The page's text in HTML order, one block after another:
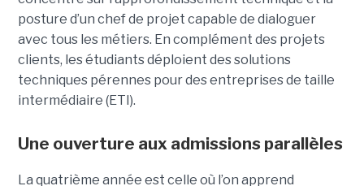
posture d’un chef de projet capable de dialoguer
avec tous les métiers. En complément des projets
clients, les étudiants déploient des solutions
techniques pérennes pour des entreprises de taille
intermédiaire (ETI).
Une ouverture aux admissions parallèles
La quatrième année est celle où l’on apprend